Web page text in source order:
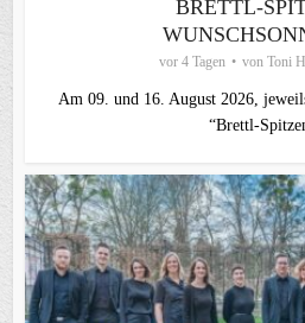
BRETTL-
vor 4 Tagen von Toni
Am 09. und 16. August 2026,
“Brettl-